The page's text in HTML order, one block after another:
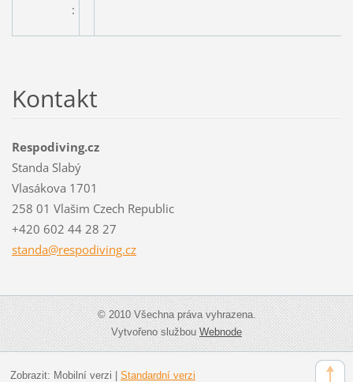
:
Kontakt
Respodiving.cz
Standa Slabý
Vlasákova 1701
258 01 Vlašim Czech Republic
+420 602 44 28 27
standa@respodiving.cz
© 2010 Všechna práva vyhrazena.
Vytvořeno službouWebnode
Zobrazit: Mobilní verzi Standardní verzi